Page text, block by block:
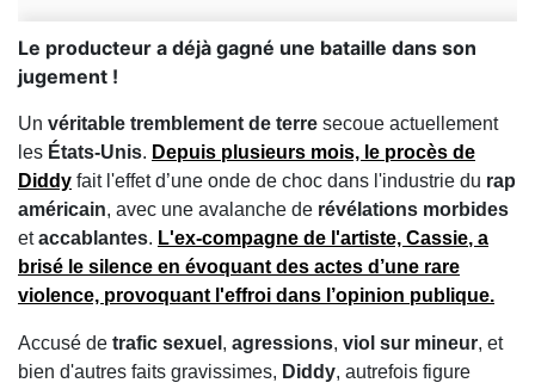
Le producteur a déjà gagné une bataille dans son
jugement !
Un véritable tremblement de terre secoue actuellement
les États-Unis. Depuis plusieurs mois, le procès de
Diddy fait l'effet d’une onde de choc dans l'industrie du rap
américain, avec une avalanche de révélations morbides
etaccablantes. L'ex-compagne de l'artiste, Cassie, a
brisé le silence en évoquant des actes d’une rare
violence, provoquant l'effroi dans l’opinion publique.
Accusé de trafic sexuel , agressions, viol sur mineur, et
bien d'autres faits gravissimes, Diddy, autrefois figure